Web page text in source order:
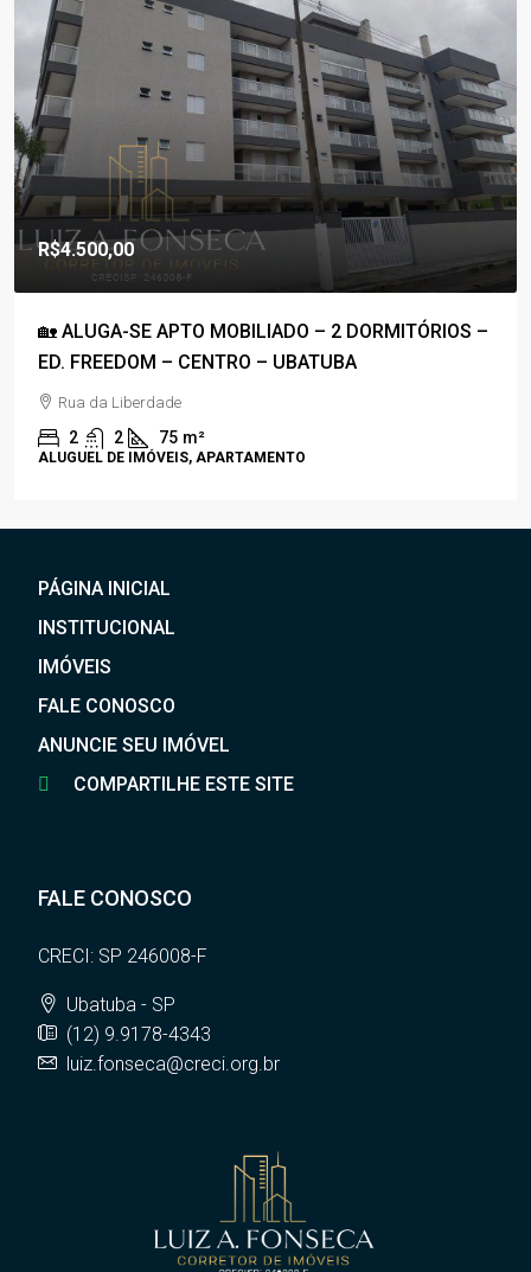
– 2 DORMITÓRIOS –
– UBATUBA
R$1.800.000,00
/Condomínio
🚀COBERTURA DUPLEX
50M DA PRAIA – C/
PÁGINA INICIAL
INSTITUCIONAL
IMÓVEIS
FALE CONOSCO
ANUNCIE SEU IMÓVEL
COMPARTILHE ESTE SITE
FALE CONOSCO
CRECI: SP 246008-F
Ubatuba - SP
(12) 9.9178-4343
luiz.fonseca@creci.org.br